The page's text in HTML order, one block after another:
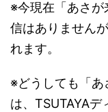
※今現在「あさ
信はありません
れます。
※どうしても「
は、TSUTAYAデ